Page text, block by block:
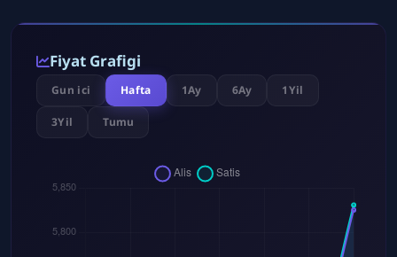
Fiyat Grafigi
Gun ici Hafta 1Ay 6Ay 1Yil
3Yil Tumu